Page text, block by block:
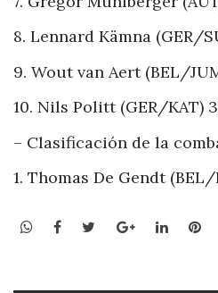
8. Lennard Kämna (GER/
9. Wout van Aert (BEL/
10. Nils Politt (GER/KAT)
– Clasificación de la
1. Thomas De Gendt
WhatsApp
Facebook
TwitterGoogle+LinkedIn